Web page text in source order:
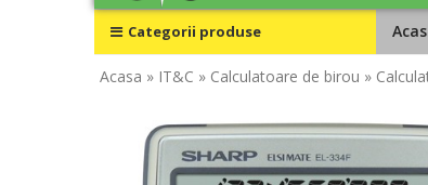
Categorii produse
Acasa » IT&C » Calculatoare de birou »